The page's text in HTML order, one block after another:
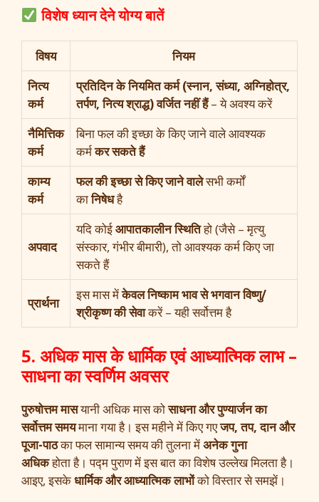
विशेष ध्यान देने योग्य बातें
विषय
नियम
नित्य
कर्म
प्रतिदिन के नियमित कर्म (स्नान, संध्या, अग्निहोत्र,
तर्पण, नित्य श्राद्ध) वर्जित नहीं हैं– ये अवश्य करें
नैमित्तिक
कर्म
बिना फल की इच्छा के किए जाने वाले आवश्यक
कर्मकर सकते हैं
काम्य
कर्म
फल की इच्छा से किए जाने वालेसभी कर्मों
कानिषेधहै
अपवाद
यदि कोईआपातकालीन स्थितिहो (जैसे – मृत्यु
संस्कार, गंभीर बीमारी), तो आवश्यक कर्म किए जा
सकते हैं
प्रार्थना
इस मास मेंकेवल निष्काम भाव से भगवान विष्णु/
श्रीकृष्ण की सेवाकरें – यही सर्वोत्तम है
5. अधिक मास के धार्मिक एवं आध्यात्मिक लाभ –
साधना का स्वर्णिम अवसर
पुरुषोत्तम मासयानी अधिक मास कोसाधना और पुण्यार्जन का
सर्वोत्तम समयमाना गया है। इस महीने में किए गएजप, तप, दान और
पूजा-पाठका फल सामान्य समय की तुलना मेंअनेक गुना
अधिकहोता है। पद्म पुराण में इस बात का विशेष उल्लेख मिलता है।
आइए, इसकेधार्मिक और आध्यात्मिक लाभोंको विस्तार से समझें।